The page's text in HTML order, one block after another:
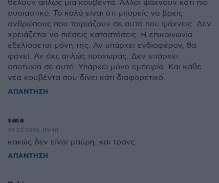
θέλουν απλώς μια κουβέντα. Άλλοι ψάχνουν κάτι πιο
ουσιαστικό. Το καλό είναι ότι μπορείς να βρεις
ανθρώπους που ταιριάζουν σε αυτό που ψάχνεις. Δεν
χρειάζεται να πιέσεις καταστάσεις. Η επικοινωνία
εξελίσσεται μόνη της. Αν υπάρχει ενδιαφέρον, θα
φανεί. Αν όχι, απλώς προχωράς. Δεν υπάρχει
αποτυχία σε αυτό. Υπάρχει μόνο εμπειρία. Και κάθε
νέα κουβέντα σου δίνει κάτι διαφορετικό.
ΑΠΑΝΤΗΣΗ
sasa
24.03.2026, 09:48
κακώς δεν είναι μαύρη. και τράνς.
ΑΠΑΝΤΗΣΗ